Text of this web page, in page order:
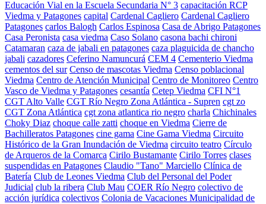
Educación Vial en la Escuela Secundaria N° 3 capacitación RCP
Viedma y Patagones capital Cardenal Cagliero Cardenal Cagliero
Patagones carlos Balogh Carlos Espinosa Casa de Abrigo Patagones
Casa Peronista casa viedma Caso Solano casona bachi chironi
Catamaran caza de jabali en patagones caza plaguicida de chancho
jabali cazadores Ceferino Namuncurá CEM 4 Cementerio Viedma
cementos del sur Censo de mascotas Viedma Censo poblacional
Viedma Centro de Atención Municipal Centro de Monitoreo Centro
Vasco de Viedma y Patagones cesantía Cetep Viedma CFI N°1
CGT Alto Valle CGT Río Negro Zona Atlántica - Supren cgt zo
CGT Zona Atlántica cgt zona atlantica rio negro charla Chichinales
Choky Diaz choque calle zatti choque en Viedma Cierre de
Bachilleratos Patagones cine gama Cine Gama Viedma Circuito
Histórico de la Gran Inundación de Viedma circuito teatro Círculo
de Arqueros de la Comarca Cirilo Bustamante Cirilo Torres clases
suspendidas en Patagones Claudio "Tano" Marciello Clínica de
Batería Club de Leones Viedma Club del Personal del Poder
Judicial club la ribera Club Mau COER Río Negro colectivo de
acción jurídica colectivos Colonia de Vacaciones Municipalidad de